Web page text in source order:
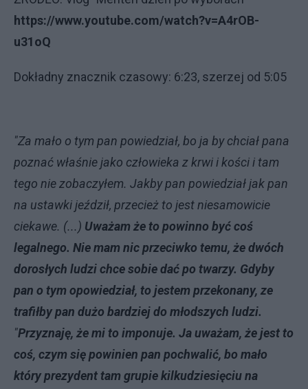
https://www.youtube.com/watch?v=A4rOB-
u31oQ
Dokładny znacznik czasowy: 6:23, szerzej od 5:05
"Za mało o tym pan powiedział, bo ja by chciał pana
poznać właśnie jako człowieka z krwi i kości i tam
tego nie zobaczyłem. Jakby pan powiedział jak pan
na ustawki jeździł, przecież to jest niesamowicie
ciekawe. (...) Uważam że to powinno być coś
legalnego. Nie mam nic przeciwko temu, że dwóch
dorosłych ludzi chce sobie dać po twarzy. Gdyby
pan o tym opowiedział, to jestem przekonany, ze
trafiłby pan dużo bardziej do młodszych ludzi.
"Przyznaję, że mi to imponuje. Ja uważam, że jest to
coś, czym się powinien pan pochwalić, bo mało
który prezydent tam grupie kilkudziesięciu na